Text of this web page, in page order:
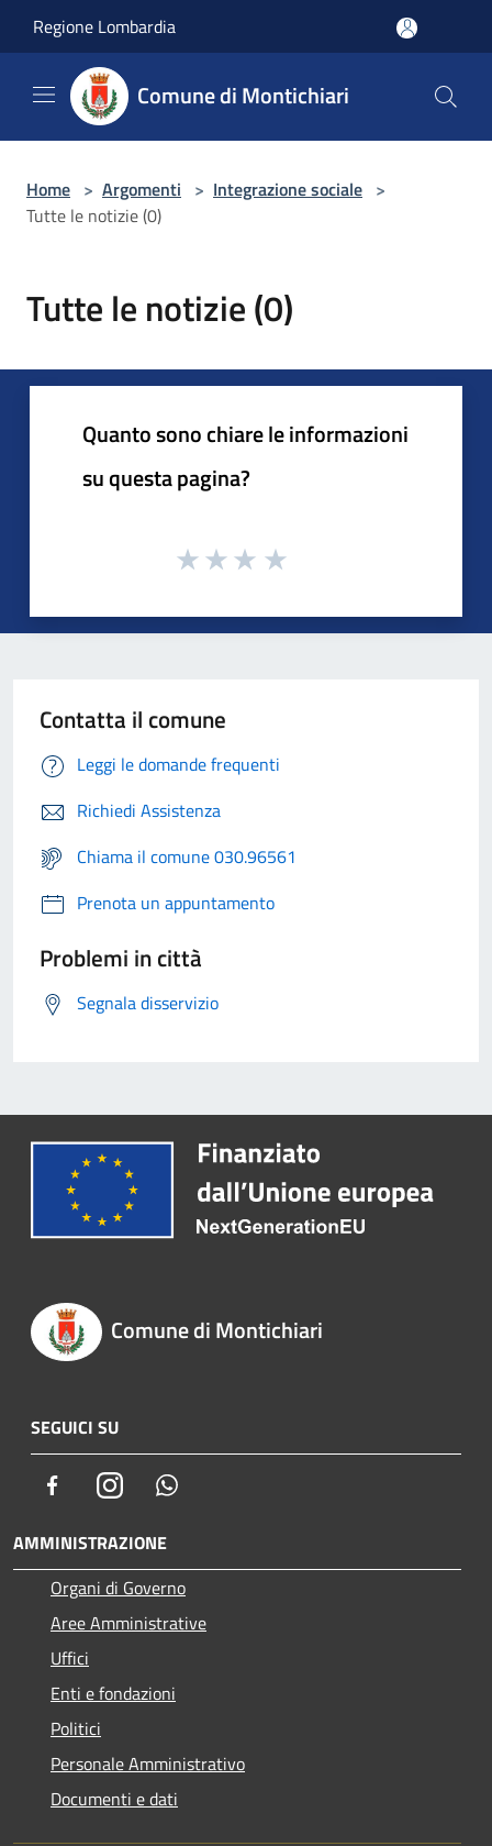
Regione Lombardia
Comune di Montichiari
Home > Argomenti > Integrazione sociale >
Tutte le notizie (0)
Tutte le notizie (0)
Quanto sono chiare le informazioni
su questa pagina?
Contatta il comune
Leggi le domande frequenti
Richiedi Assistenza
Chiama il comune 030.96561
Prenota un appuntamento
Problemi in città
Segnala disservizio
Comune di Montichiari
SEGUICI SU
FacebookInstagram
AMMINISTRAZIONE
Organi di Governo
Aree Amministrative
Uffici
Enti e fondazioni
Politici
Personale Amministrativo
Documenti e dati